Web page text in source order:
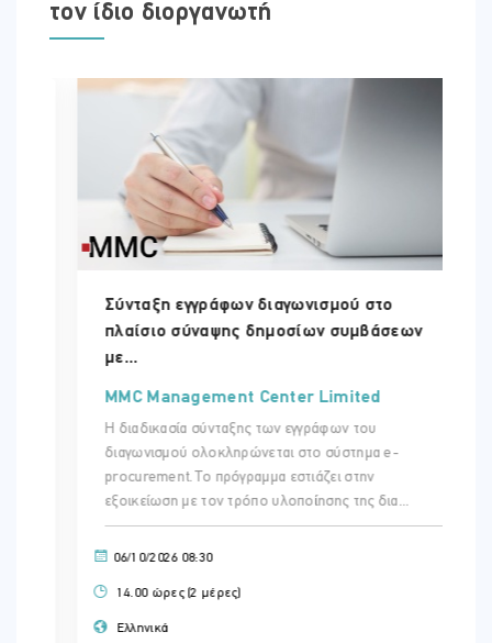
τον ίδιο διοργανωτή
Σύνταξη εγγράφων διαγωνισμού στο
πλαίσιο σύναψης δημοσίων συμβάσεων
με...
MMC Management Center Limited
Η διαδικασία σύνταξης των εγγράφων του
διαγωνισμού ολοκληρώνεται στο σύστημα e-
procurement.Το πρόγραμμα εστιάζει στην
εξοικείωση με τον τρόπο υλοποίησης της δια...
06/10/2026 08:30
14.00 ώρες (2 μέρες)
Ελληνικά